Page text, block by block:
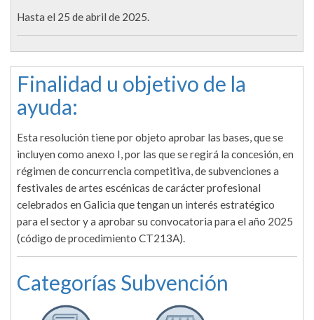
Hasta el 25 de abril de 2025.
Finalidad u objetivo de la
ayuda:
Esta resolución tiene por objeto aprobar las bases, que se
incluyen como anexo I, por las que se regirá la concesión, en
régimen de concurrencia competitiva, de subvenciones a
festivales de artes escénicas de carácter profesional
celebrados en Galicia que tengan un interés estratégico
para el sector y a aprobar su convocatoria para el año 2025
(código de procedimiento CT213A).
Categorías Subvención